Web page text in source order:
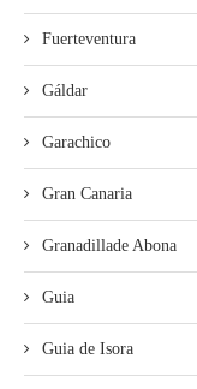
Fuerteventura
Gáldar
Garachico
Gran Canaria
Granadillade Abona
Guia
Guia de Isora